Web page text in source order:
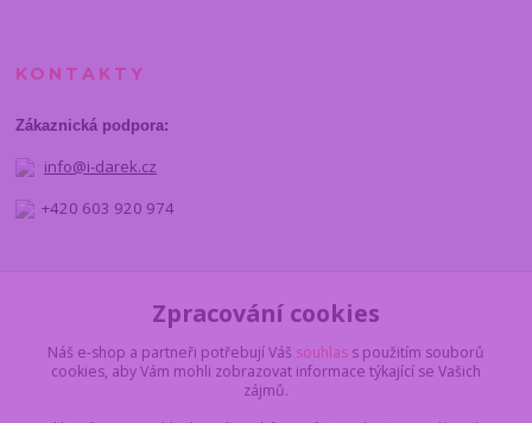
KONTAKTY
Zákaznická podpora:
info@i-darek.cz
+420 603 920 974
Zpracování cookies
Náš e-shop a partneři potřebují Váš souhlas s použitím souborů
cookies, aby Vám mohli zobrazovat informace týkající se Vašich
zájmů.